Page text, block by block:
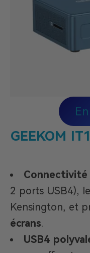
GEEKOM
Connectivité
2 ports USB4),
Kensington, et
écrans.
USB4